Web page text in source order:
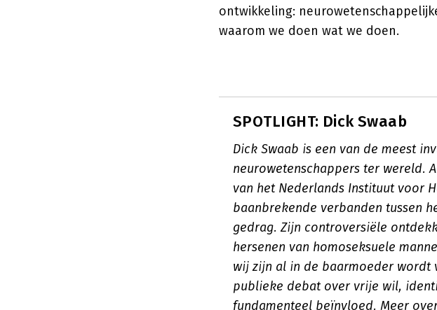
ontwikkeling:
waarom we doen wat we doen.
SPOTLIGHT: Dick Swaab
Dick Swaab is een van de meest
neurowetenschappers ter wereld.
van het Nederlands Instituut voor
baanbrekende verbanden tussen
gedrag. Zijn controversiële
hersenen van homoseksuele
wij zijn al in de baarmoeder wordt
publieke debat over vrije wil,
fundamenteel beïnvloed. Meer